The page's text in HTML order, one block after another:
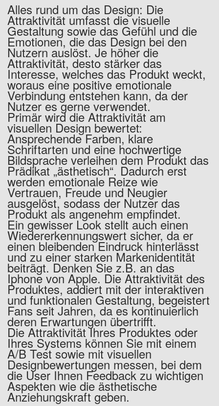
Alles rund um das Design: Die
Attraktivität umfasst die visuelle
Gestaltung sowie das Gefühl und die
Emotionen, die das Design bei den
Nutzern auslöst. Je höher die
Attraktivität, desto stärker das
Interesse, welches das Produkt weckt,
woraus eine positive emotionale
Verbindung entstehen kann, da der
Nutzer es gerne verwendet.
Primär wird die Attraktivität am
visuellen Design bewertet:
Ansprechende Farben, klare
Schriftarten und eine hochwertige
Bildsprache verleihen dem Produkt das
Prädikat „ästhetisch“. Dadurch erst
werden emotionale Reize wie
Vertrauen, Freude und Neugier
ausgelöst, sodass der Nutzer das
Produkt als angenehm empfindet.
Ein gewisser Look stellt auch einen
Wiedererkennungswert sicher, da er
einen bleibenden Eindruck hinterlässt
und zu einer starken Markenidentität
beiträgt. Denken Sie z.B. an das
Iphone von Apple. Die Attraktivität des
Produktes, addiert mit der interaktiven
und funktionalen Gestaltung, begeistert
Fans seit Jahren, da es kontinuierlich
deren Erwartungen übertrifft.
Die Attraktivität Ihres Produktes oder
Ihres Systems können Sie mit einem
A/B Test sowie mit visuellen
Designbewertungen messen, bei dem
die User Ihnen Feedback zu wichtigen
Aspekten wie die ästhetische
Anziehungskraft geben.